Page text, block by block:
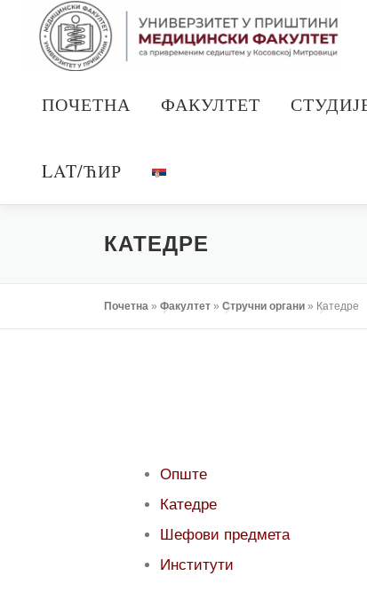
садржај
ПОЧЕТНА ФАКУЛТЕТ
LAT/ЋИР
КАТЕДРЕ
Почетна » Факултет » Стручни органи » Катедре
Опште
Катедре
Шефови предмета
Институти